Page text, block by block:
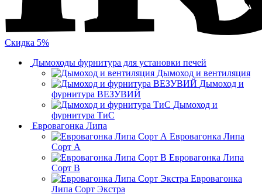
Скидка 5%
Дымоходы фурнитура для установки печей
Дымоход и вентиляция
Дымоход и
фурнитура ВЕЗУВИЙ
Дымоход и
фурнитура ТиС
Евровагонка Липа
Евровагонка Липа
Сорт А
Евровагонка Липа
Сорт В
Евровагонка
Липа Сорт Экстра